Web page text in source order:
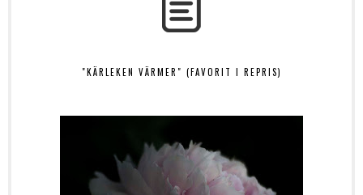
"KÄRLEKEN VÄRMER" (FAVORIT I REPRIS)